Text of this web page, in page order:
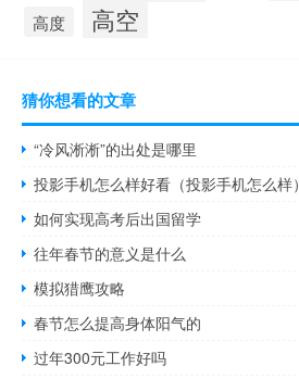
高度 高空
猜你想看的文章
“冷风淅淅”的出处是哪里
投影手机怎么样好看（投影手机怎么样）
如何实现高考后出国留学
往年春节的意义是什么
模拟猎鹰攻略
春节怎么提高身体阳气的
过年300元工作好吗